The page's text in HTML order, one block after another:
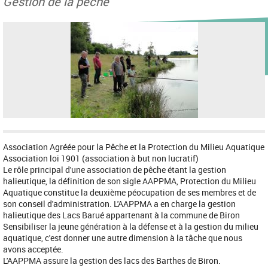
Association Agréée pour la Pêche et la Protection du Milieu Aquatique
Association loi 1901 (association à but non lucratif)
Le rôle principal d'une association de pêche étant la gestion
halieutique, la définition de son sigle AAPPMA, Protection du Milieu
Aquatique constitue la deuxième péocupation de ses membres et de
son conseil d'administration. L'AAPPMA a en charge la gestion
halieutique des Lacs Barué appartenant à la commune de Biron
Sensibiliser la jeune génération à la défense et à la gestion du milieu
aquatique, c'est donner une autre dimension à la tâche que nous
avons acceptée.
L'AAPPMA assure la gestion des lacs des Barthes de Biron.